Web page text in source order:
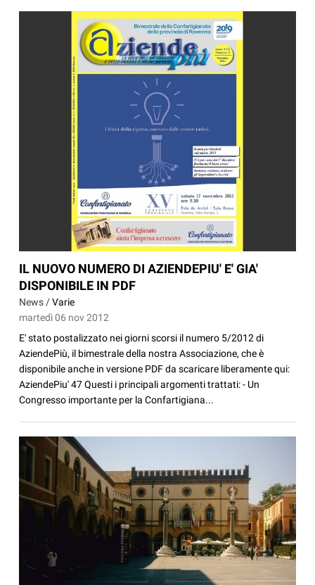
IL NUOVO NUMERO DI AZIENDEPIU' E' GIA'
DISPONIBILE IN PDF
News /Varie
martedì 06 nov 2012
E' stato postalizzato nei giorni scorsi il numero 5/2012 di
AziendePiù, il bimestrale della nostra Associazione, che è
disponibile anche in versione PDF da scaricare liberamente qui:
AziendePiu' 47 Questi i principali argomenti trattati: - Un
Congresso importante per la Confartigiana...